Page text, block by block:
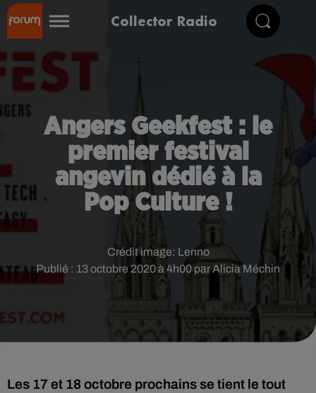
Collector Radio
Angers Geekfest : le
premier festival
angevin dédié à la
Pop Culture !
Publié : 13 octobre 2020 à 4h00 par Alicia Méchin
Crédit image: Lenno
Les 17 et 18 octobre prochains se tient le tout